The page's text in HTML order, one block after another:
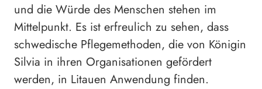
und die Würde des Menschen stehen im
Mittelpunkt. Es ist erfreulich zu sehen, dass
schwedische Pflegemethoden, die von Königin
Silvia in ihren Organisationen gefördert
werden, in Litauen Anwendung finden.